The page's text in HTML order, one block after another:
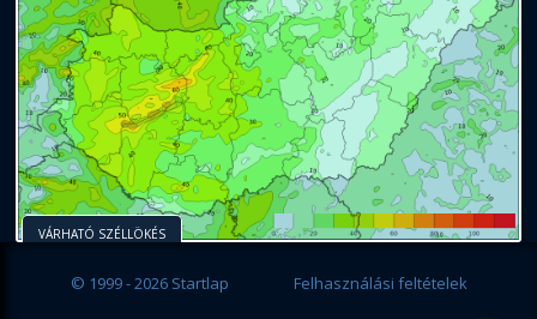
VÁRHATÓ SZÉLLÖKÉS
© 1999 - 2026 Startlap Felhasználási feltételek